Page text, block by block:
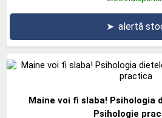
➤ alertă
Maine voi fi slaba! Psihologia
Psihologie